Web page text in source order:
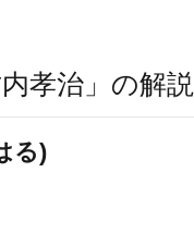
内孝治」の解説
る)